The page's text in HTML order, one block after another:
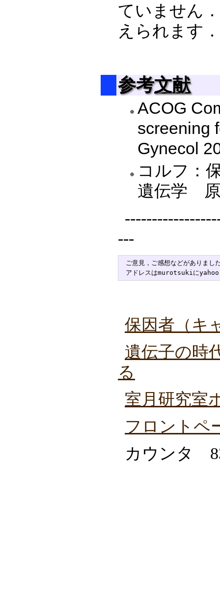
ていません
えられます．
参考文献
ACOG
screening
Gynecol
コルフ：
遺伝学 原
---
ご意見，ご感想などがありまし
保因者（キ
遺伝子の時
る
室月研究室
フロント
カウンタ